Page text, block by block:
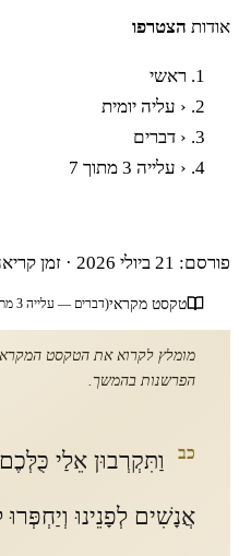
אודות הצטרפו
ראשי
‹ עליה יומית
‹ דברים
‹ עלייה 3 מתוך 7
פורסם: 21 ביולי 2026 · זמן קריאה: 1
טקסט מקראי(דברים — עלייה 3 מתוך 7)
מומלץ לקרוא את הטקסט
הפרשנות בהמשך.
כב וַתִּקְרְבוּן אֵלַי
אֲנָשִׁים לְפָנֵינוּ